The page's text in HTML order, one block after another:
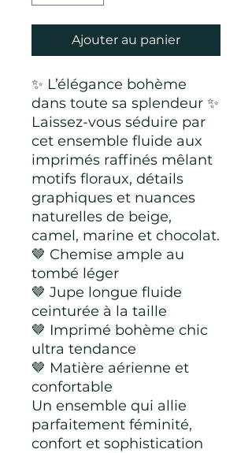
Ajouter au panier
✨ L’élégance bohème
dans toute sa splendeur ✨
Laissez-vous séduire par
cet ensemble fluide aux
imprimés raffinés mêlant
motifs floraux, détails
graphiques et nuances
naturelles de beige,
camel, marine et chocolat.
🤎 Chemise ample au
tombé léger
🤎 Jupe longue fluide
ceinturée à la taille
🤎 Imprimé bohème chic
ultra tendance
🤎 Matière aérienne et
confortable
Un ensemble qui allie
parfaitement féminité,
confort et sophistication